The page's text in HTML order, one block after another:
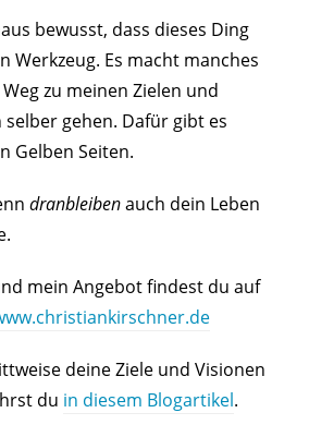
bewusst, dass dieses Ding
Werkzeug. Es macht manches
zu meinen Zielen und
gehen. Dafür gibt es
Gelben Seiten.
dranbleibenauch dein Leben
mein Angebot findest du auf
deine Ziele und Visionen
du in diesem Blogartikel.